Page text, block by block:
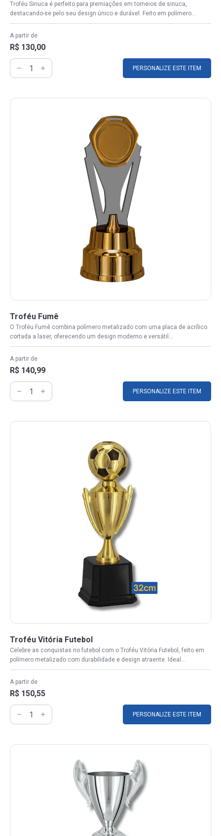
Troféu Sinuca é perfeito para premiações em torneios de sinuca,
destacando-se pelo seu design único e durável. Feito em polímero...
A partir de
R$ 130,00
PERSONALIZE ESTE ITEM
Troféu Fumê
O Troféu Fumê combina polímero metalizado com uma placa de acrílico
cortada a laser, oferecendo um design moderno e versátil...
A partir de
R$ 140,99
PERSONALIZE ESTE ITEM
Troféu Vitória Futebol
Celebre as conquistas no futebol com o Troféu Vitória Futebol, feito em
polímero metalizado com durabilidade e design atraente. Ideal...
A partir de
R$ 150,55
PERSONALIZE ESTE ITEM